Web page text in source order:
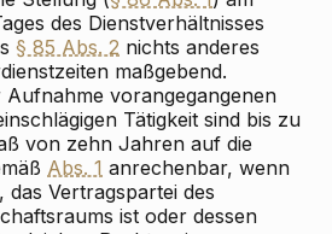
des Dienstverhältnisses
§ 85 Abs. 2 nichts anderes
maßgebend.
Aufnahme vorangegangenen
Tätigkeit sind bis zu
von zehn Jahren auf die
Abs. 1 anrechenbar, wenn
das Vertragspartei des
ist oder dessen